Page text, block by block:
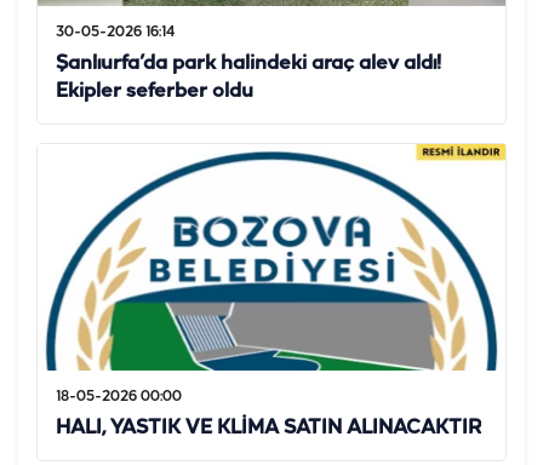
30-05-2026 16:14
Şanlıurfa’da park halindeki araç alev aldı!
Ekipler seferber oldu
18-05-2026 00:00
HALI, YASTIK VE KLİMA SATIN ALINACAKTIR